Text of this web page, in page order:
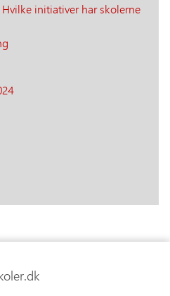
initiativer har skolerne